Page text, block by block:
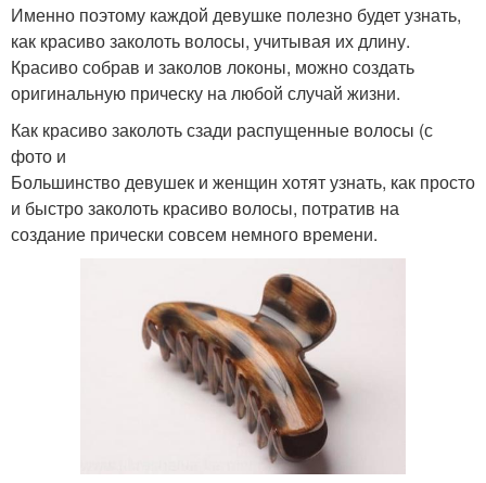
Именно поэтому каждой девушке полезно будет узнать,
как красиво заколоть волосы, учитывая их длину.
Красиво собрав и заколов локоны, можно создать
оригинальную прическу на любой случай жизни.
Как красиво заколоть сзади распущенные волосы (с
фото и
Большинство девушек и женщин хотят узнать, как просто
и быстро заколоть красиво волосы, потратив на
создание прически совсем немного времени.